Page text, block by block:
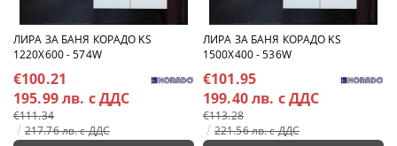
ЛИРА ЗА БАНЯ КОРАДО KS
1220X600 - 574W
€100.21
195.99 лв. с ДДС
€111.34
217.76 лв. с ДДС
ЛИРА ЗА БАНЯ КОРАДО KS
1500X400 - 536W
€101.95
199.40 лв. с ДДС
€113.28
221.56 лв. с ДДС